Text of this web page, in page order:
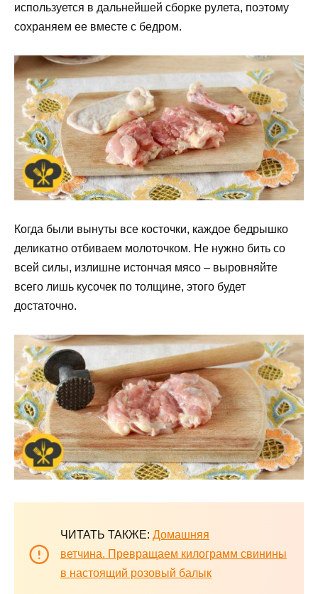
используется в дальнейшей сборке рулета, поэтому
сохраняем ее вместе с бедром.
Когда были вынуты все косточки, каждое бедрышко
деликатно отбиваем молоточком. Не нужно бить со
всей силы, излишне истончая мясо – выровняйте
всего лишь кусочек по толщине, этого будет
достаточно.
ЧИТАТЬ ТАКЖЕ: Домашняя
ветчина. Превращаем килограмм свинины
в настоящий розовый балык